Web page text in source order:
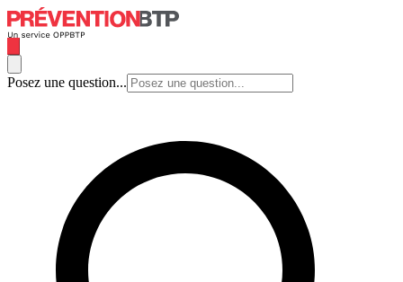
Posez une question...